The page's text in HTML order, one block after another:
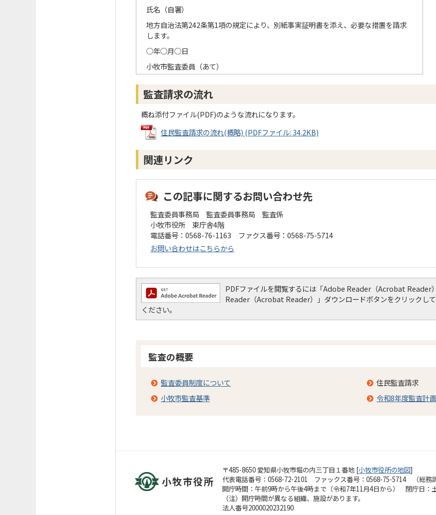
氏名（自署）
地方自治法第242条第1項の規定により、別紙事実証明書を添え、必要な措置を請求
します。
○年○月○日
小牧市監査委員（あて）
監査請求の流れ
概ね添付ファイル(PDF)のような流れになります。
住民監査請求の流れ(概略) (PDFファイル: 34.2KB)
関連リンク
この記事に関するお問い合わせ先
監査委員事務局 監査委員事務局 監査係
小牧市役所 東庁舎4階
電話番号：0568-76-1163 ファクス番号：0568-75-5714
お問い合わせはこちらから
PDFファイルを閲覧するには「Adobe Reader（Acrobat Reader
Reader（Acrobat Reader）」ダウンロードボタンをクリックし
ください。
監査の概要
監査委員制度について
住民監査請求
小牧市監査基準
令和8年度監査計画
小牧市役所
〒485-8650 愛知県小牧市堀の内三丁目１番地 [小牧市役所の地図]
代表電話番号：0568-72-2101 ファックス番号：0568-75-5714 （総務課
開庁時間：午前9時から午後4時まで（令和7年11月4日から） 閉庁日：
（注）開庁時間が異なる組織、施設があります。
法人番号2000020232190